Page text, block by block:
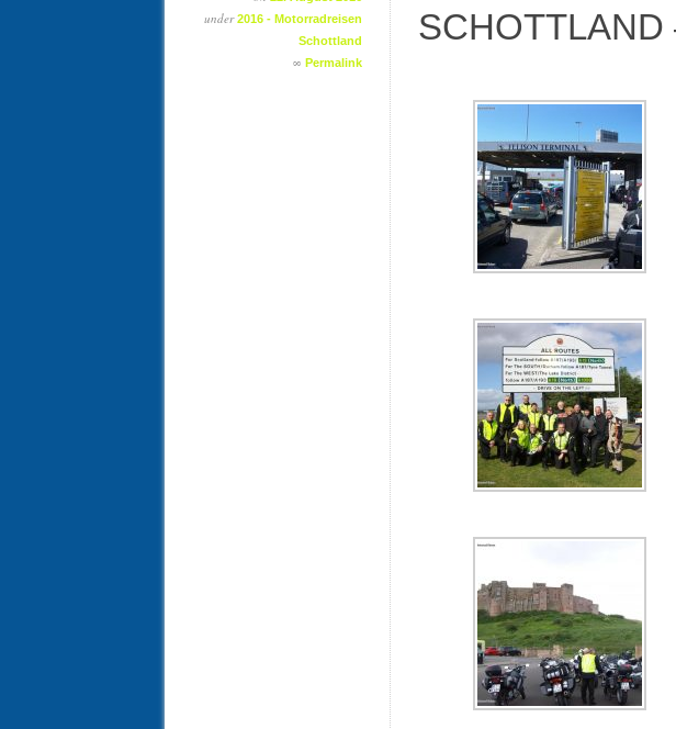
under2016 - Motorradreisen
Schottland
∞ Permalink
SCHOTTLAND